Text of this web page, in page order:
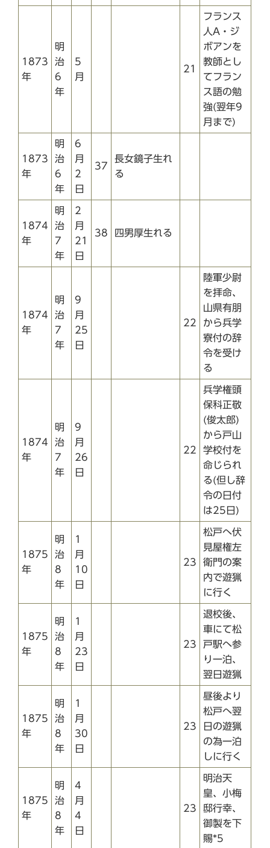
1873
年
明
治
6
年
5
月
21
フランス
人A・ジ
ボアンを
教師とし
てフラン
ス語の勉
強(翌年9
月まで)
1873
年
明
治
6
年
6
月
2
日
37
長女鏡子生れ
る
1874
年
明
治
7
年
2
月
21
日
38 四男厚生れる
1874
年
明
治
7
年
9
月
25
日
22
陸軍少尉
を拝命、
山県有朋
から兵学
寮付の辞
令を受け
る
1874
年
明
治
7
年
9
月
26
日
22
兵学権頭
保科正敬
(俊太郎)
から戸山
学校付を
命じられ
る(但し辞
令の日付
は25日)
1875
年
明
治
8
年
1
月
10
日
23
松戸へ伏
見屋権左
衛門の案
内で遊猟
に行く
1875
年
明
治
8
年
1
月
23
日
23
退校後、
車にて松
戸駅へ参
り一泊、
翌日遊猟
1875
年
明
治
8
年
1
月
30
日
23
昼後より
松戸へ翌
日の遊猟
の為一泊
しに行く
1875
年
明
治
8
年
4
月
4
日
23
明治天
皇、小梅
邸行幸、
御製を下
賜*5